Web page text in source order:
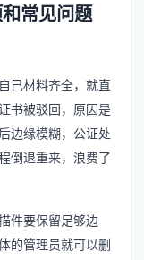
常见问题
己材料齐全，就直
书被驳回，原因是
边缘模糊，公证处
倒退重来，浪费了
件要保留足够边
的管理员就可以删